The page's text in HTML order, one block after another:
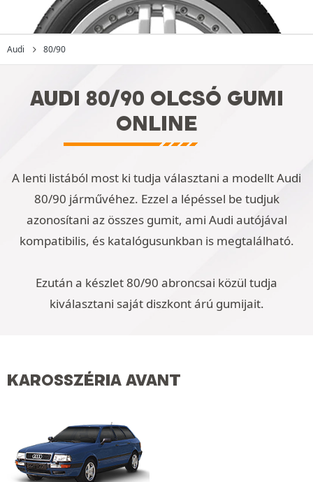
Audi 80/90
AUDI 80/90 OLCSÓ GUMI
ONLINE
A lenti listából most ki tudja választani a modellt Audi
80/90 járművéhez. Ezzel a lépéssel be tudjuk
azonosítani az összes gumit, ami Audi autójával
kompatibilis, és katalógusunkban is megtalálható.
Ezután a készlet 80/90 abroncsai közül tudja
kiválasztani saját diszkont árú gumijait.
KAROSSZÉRIA AVANT